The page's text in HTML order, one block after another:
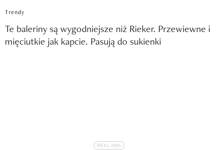
Trendy
Te baleriny są wygodniejsze niż Rieker. Przewiewne i
mięciutkie jak kapcie. Pasują do sukienki